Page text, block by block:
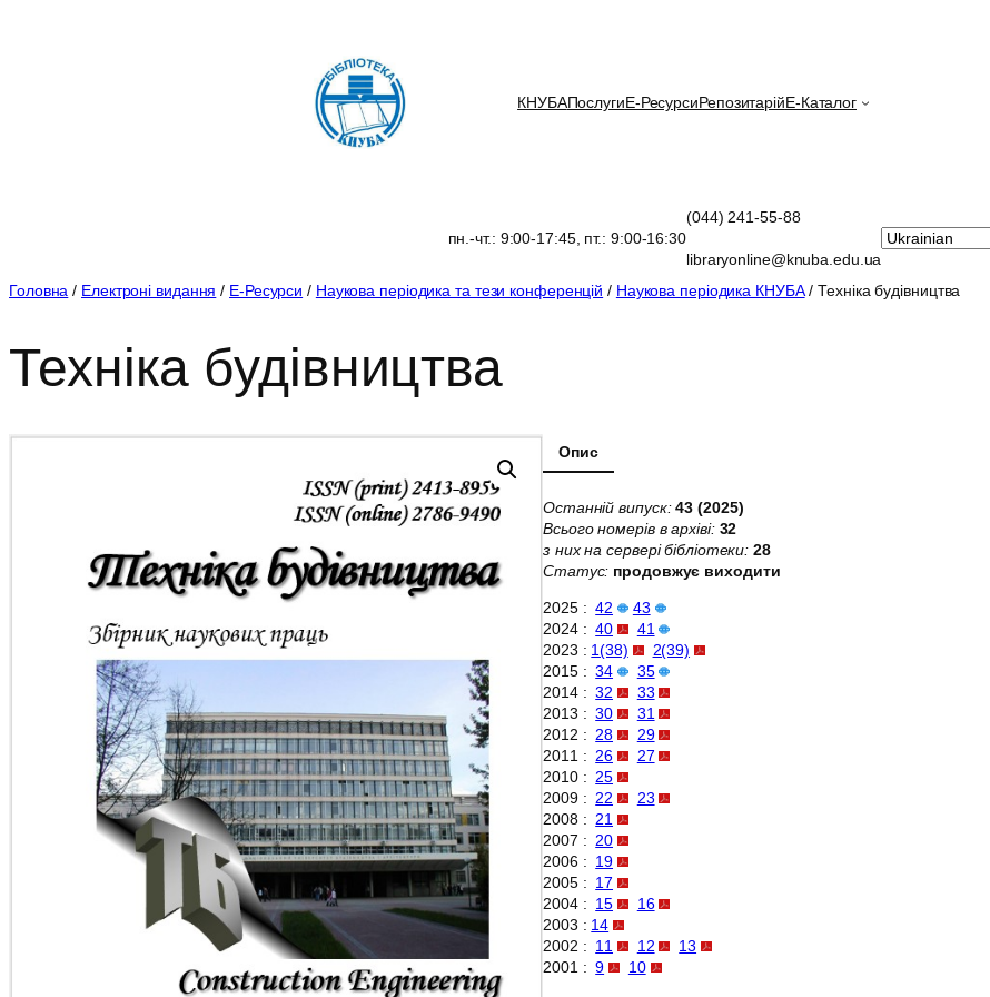
КНУБАПослугиE-РесурсиРепозитарійЕ-Каталог
пн.-чт.: 9:00-17:45, пт.: 9:00-16:30
(044) 241-55-88
libraryonline@knuba.edu.ua
Головна / Електроні видання / Е-Ресурси / Наукова періодика та тези конференцій / Наукова періодика КНУБА/ Техніка будівництва
Техніка будівництва
Опис
Останній випуск:43 (2025)
Всього номерів в архіві: 32
з них на сервері бібліотеки:28
Статус: продовжує виходити
2025 :42
43
2024 :40
41
2023 : 1(38)
2(39)
2015 :34
35
2014 :32
33
2013 :30
31
2012 :28
29
2011 :26
27
2010 :25
2009 :22
23
2008 :21
2007 :20
2006 : 19
2005 : 17
2004 : 15
16
2003 : 14
2002 : 11 12
13
2001 :9 10